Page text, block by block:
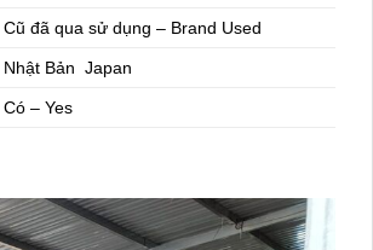
Cũ đã qua sử dụng – Brand Used
Nhật Bản Japan
Có – Yes